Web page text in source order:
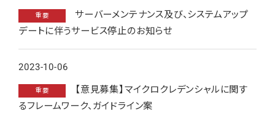
重要
サーバーメンテナンス及び、システムアップ
デートに伴うサービス停止のお知らせ
2023-10-06
重要
【意見募集】マイクロクレデンシャルに関す
るフレームワーク、ガイドライン案